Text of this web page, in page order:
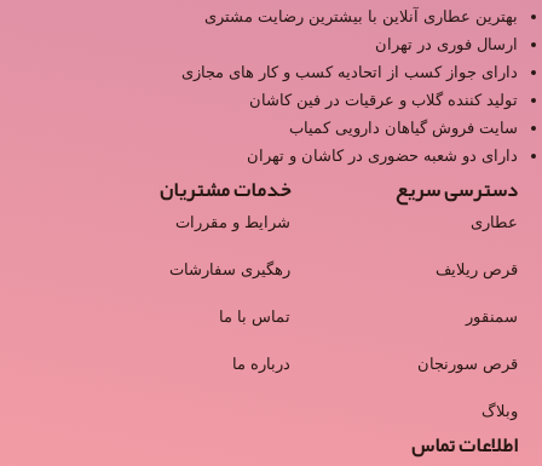
بهترین عطاری آنلاین با بیشترین رضایت مشتری
ارسال فوری در تهران
دارای جواز کسب از اتحادیه کسب و کار های مجازی
تولید کننده گلاب و عرقیات در فین کاشان
سایت فروش گیاهان دارویی کمیاب
دارای دو شعبه حضوری در کاشان و تهران
دسترسی سریع
عطاری
قرص ریلایف
سمنقور
قرص سورنجان
وبلاگ
خدمات مشتریان
شرایط و مقررات
رهگیری سفارشات
تماس با ما
درباره ما
اطلاعات تماس